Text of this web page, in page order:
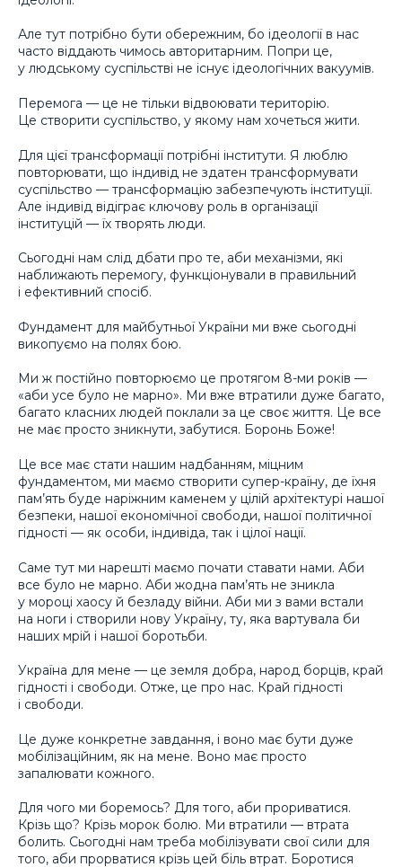
Але тут потрібно бути обережним, бо ідеології в нас
часто віддають чимось авторитарним. Попри це,
у людському суспільстві не існує ідеологічних вакуумів.
Перемога — це не тільки відвоювати територію.
Це створити суспільство, у якому нам хочеться жити.
Для цієї трансформації потрібні інститути. Я люблю
повторювати, що індивід не здатен трансформувати
суспільство — трансформацію забезпечують інституції.
Але індивід відіграє ключову роль в організації
інституцій — їх творять люди.
Сьогодні нам слід дбати про те, аби механізми, які
наближають перемогу, функціонували в правильний
і ефективний спосіб.
Фундамент для майбутньої України ми вже сьогодні
викопуємо на полях бою.
Ми ж постійно повторюємо це протягом 8-ми років —
«аби усе було не марно». Ми вже втратили дуже багато,
багато класних людей поклали за це своє життя. Це все
не має просто зникнути, забутися. Боронь Боже!
Це все має стати нашим надбанням, міцним
фундаментом, ми маємо створити супер-країну, де їхня
пам’ять буде наріжним каменем у цілій архітектурі нашої
безпеки, нашої економічної свободи, нашої політичної
гідності — як особи, індивіда, так і цілої нації.
Саме тут ми нарешті маємо почати ставати нами. Аби
все було не марно. Аби жодна пам’ять не зникла
у мороці хаосу й безладу війни. Аби ми з вами встали
на ноги і створили нову Україну, ту, яка вартувала би
наших мрій і нашої боротьби.
Україна для мене — це земля добра, народ борців, край
гідності і свободи. Отже, це про нас. Край гідності
і свободи.
Це дуже конкретне завдання, і воно має бути дуже
мобілізаційним, як на мене. Воно має просто
запалювати кожного.
Для чого ми боремось? Для того, аби прориватися.
Крізь що? Крізь морок болю. Ми втратили — втрата
болить. Сьогодні нам треба мобілізувати свої сили для
того, аби прорватися крізь цей біль втрат. Боротися